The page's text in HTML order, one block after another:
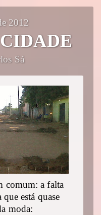
2012
Sá
comum: a falta
está quase
moda: